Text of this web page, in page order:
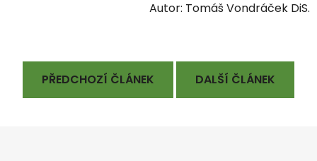
Autor: Tomáš Vondráček DiS.
PŘEDCHOZÍ ČLÁNEK DALŠÍ ČLÁNEK